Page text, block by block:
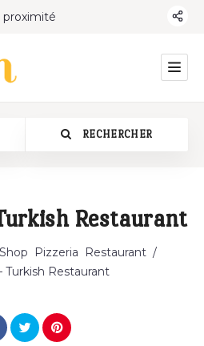
proximité
RECHERCHER
Restaurant
Pizzeria Restaurant /
Turkish Restaurant